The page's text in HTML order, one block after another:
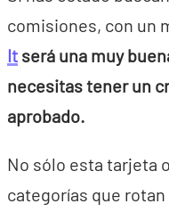
comisiones, con un
It será una muy
necesitas tener un
aprobado.
No sólo esta tarjeta
categorías que